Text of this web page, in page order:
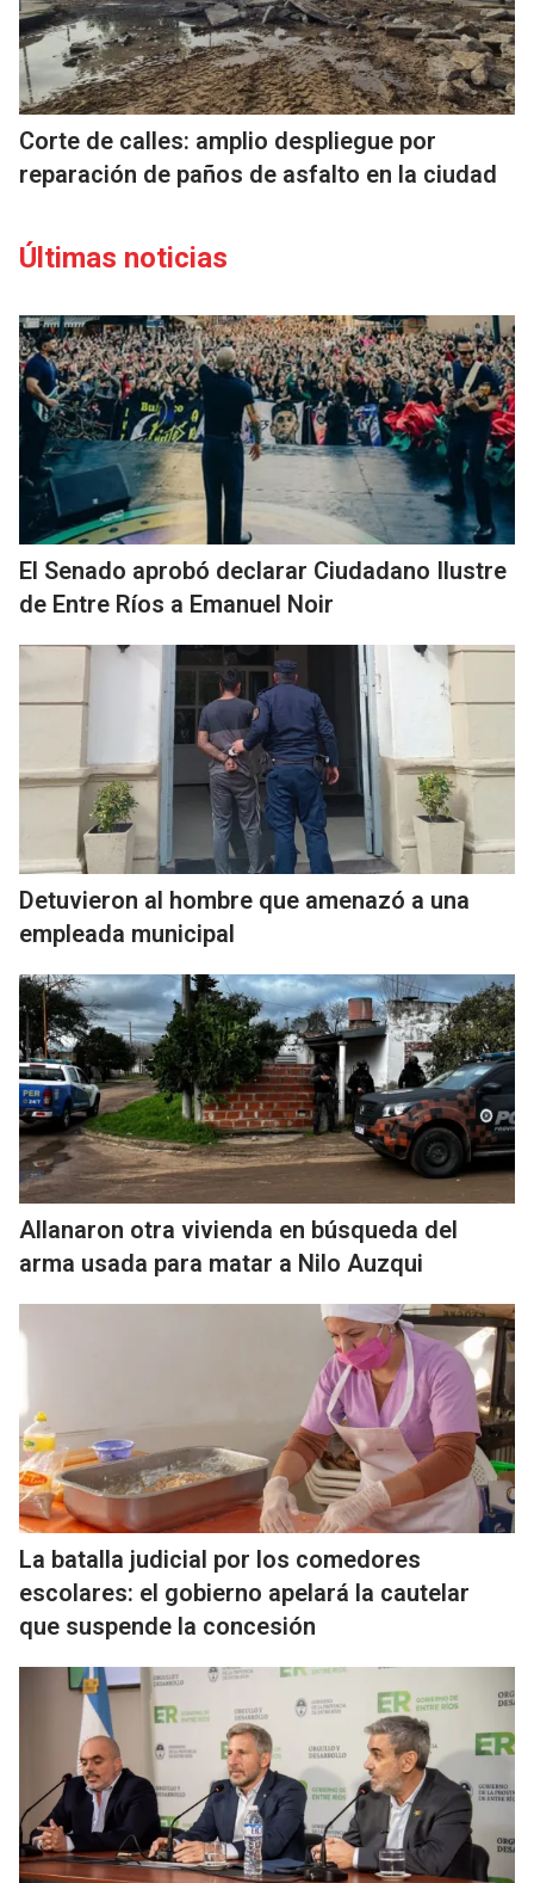
Corte de calles: amplio despliegue por
reparación de paños de asfalto en la ciudad
Últimas noticias
El Senado aprobó declarar Ciudadano Ilustre
de Entre Ríos a Emanuel Noir
Detuvieron al hombre que amenazó a una
empleada municipal
Allanaron otra vivienda en búsqueda del
arma usada para matar a Nilo Auzqui
La batalla judicial por los comedores
escolares: el gobierno apelará la cautelar
que suspende la concesión